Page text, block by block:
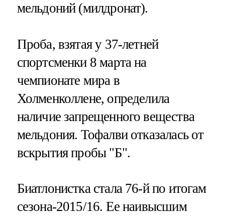
мельдоний (милдронат).
Проба, взятая у 37-летней
спортсменки 8 марта на
чемпионате мира в
Холменколлене, определила
наличие запрещенного вещества
мельдония. Тофалви отказалась от
вскрытия пробы "Б".
Биатлонистка стала 76-й по итогам
сезона-2015/16. Ее наивысшим